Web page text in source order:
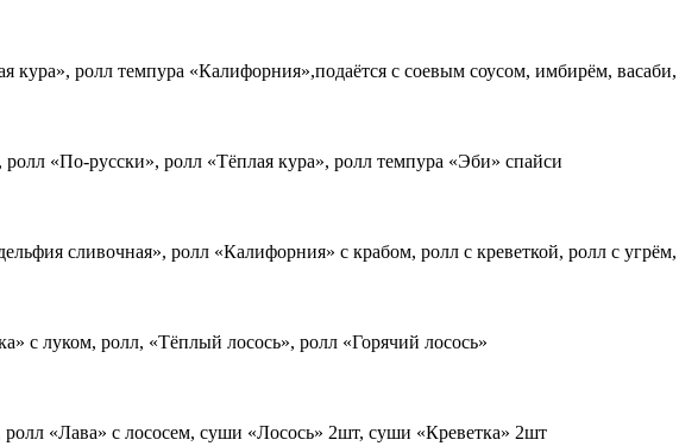
ролл темпура «Калифорния»,подаётся с соевым соусом, имбирём,
«По-русски», ролл «Тёплая кура», ролл темпура «Эби» спайси
сливочная», ролл «Калифорния» с крабом, ролл с креветкой, ролл с
с луком, ролл, «Тёплый лосось», ролл «Горячий лосось»
«Лава» с лососем, суши «Лосось» 2шт, суши «Креветка» 2шт